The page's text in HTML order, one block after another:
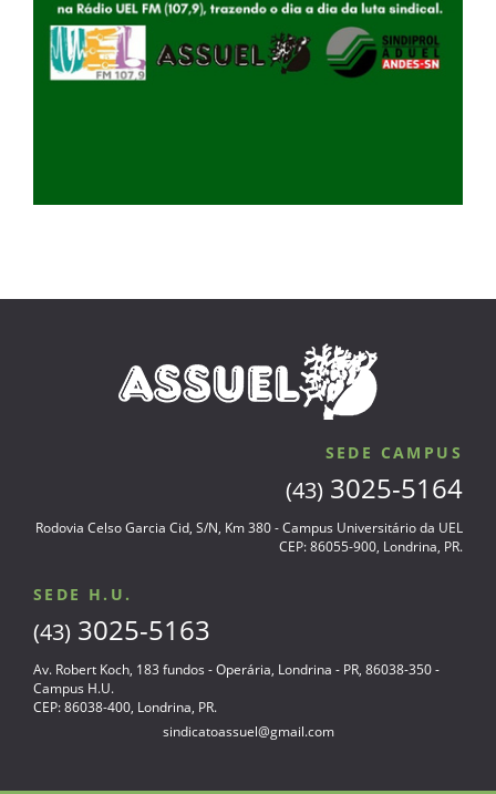
SEDE CAMPUS
(43) 3025-5164
Rodovia Celso Garcia Cid, S/N, Km 380 - Campus Universitário da UEL
CEP: 86055-900, Londrina, PR.
SEDE H.U.
(43) 3025-5163
Av. Robert Koch, 183 fundos - Operária, Londrina - PR, 86038-350 -
Campus H.U.
CEP: 86038-400, Londrina, PR.
sindicatoassuel@gmail.com